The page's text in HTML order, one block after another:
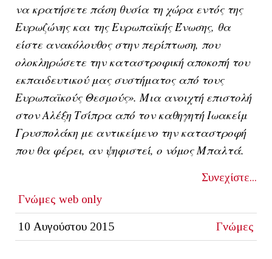
να κρατήσετε πάση θυσία τη χώρα εντός της
Ευρωζώνης και της Ευρωπαϊκής Ένωσης, θα
είστε ανακόλουθος στην περίπτωση, που
ολοκληρώσετε την καταστροφική αποκοπή του
εκπαιδευτικού μας συστήματος από τους
Ευρωπαϊκούς Θεσμούς». Μια ανοιχτή επιστολή
στον Αλέξη Τσίπρα από τον καθηγητή Ιωακείμ
Γρυσπολάκη με αντικείμενο την καταστροφή
που θα φέρει, αν ψηφιστεί, ο νόμος Μπαλτά.
Συνεχίστε...
Γνώμες web only
10 Αυγούστου 2015 Γνώμες